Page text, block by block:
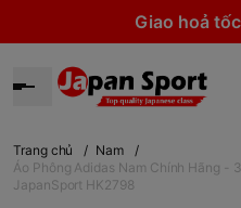
Giao hoả
Trang chủ / Nam
/
Áo Phông Adidas Nam Chính Hãng -
JapanSport HK2798